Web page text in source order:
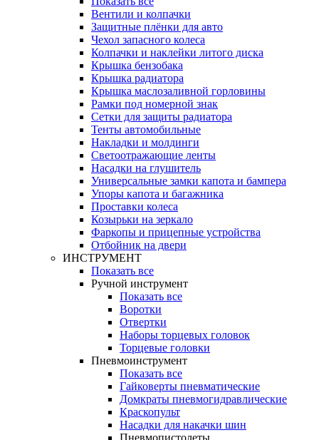
Вентили и колпачки
Защитные плёнки для авто
Чехол запасного колеса
Колпачки и наклейки литого диска
Крышка бензобака
Крышка радиатора
Крышка маслозаливной горловины
Рамки под номерной знак
Сетки для защиты радиатора
Тенты автомобильные
Накладки и молдинги
Светоотражающие ленты
Насадки на глушитель
Универсальные замки капота и бампера
Упоры капота и багажника
Проставки колеса
Козырьки на зеркало
Фаркопы и прицепные устройства
Отбойник на двери
ИНСТРУМЕНТ
Показать все
Ручной инструмент
Показать все
Воротки
Отвертки
Наборы торцевых головок
Торцевые головки
Пневмоинструмент
Показать все
Гайковерты пневматические
Домкраты пневмогидравлические
Краскопульт
Насадки для накачки шин